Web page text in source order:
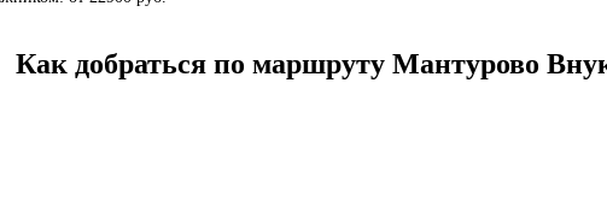
Как добраться по маршруту Мантурово